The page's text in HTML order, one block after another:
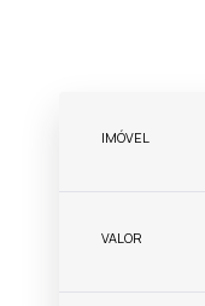
IMÓVEL
VALOR